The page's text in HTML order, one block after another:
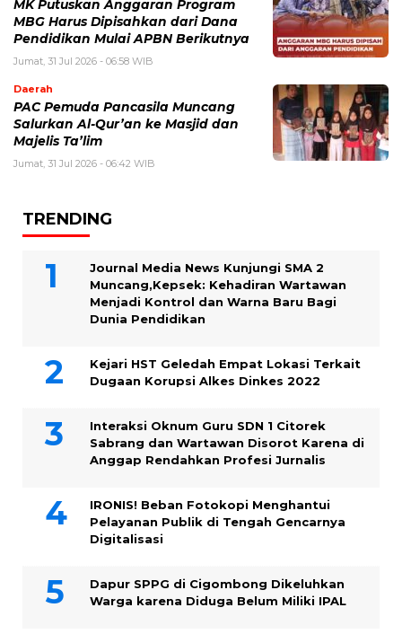
MK Putuskan Anggaran Program
MBG Harus Dipisahkan dari Dana
Pendidikan Mulai APBN Berikutnya
Jumat, 31 Jul 2026 - 06:58 WIB
Daerah
PAC Pemuda Pancasila Muncang
Salurkan Al-Qur’an ke Masjid dan
Majelis Ta’lim
Jumat, 31 Jul 2026 - 06:42 WIB
TRENDING
Journal Media News Kunjungi SMA 2
Muncang,Kepsek: Kehadiran Wartawan
Menjadi Kontrol dan Warna Baru Bagi
Dunia Pendidikan
Kejari HST Geledah Empat Lokasi Terkait
Dugaan Korupsi Alkes Dinkes 2022
Interaksi Oknum Guru SDN 1 Citorek
Sabrang dan Wartawan Disorot Karena di
Anggap Rendahkan Profesi Jurnalis
IRONIS! Beban Fotokopi Menghantui
Pelayanan Publik di Tengah Gencarnya
Digitalisasi
Dapur SPPG di Cigombong Dikeluhkan
Warga karena Diduga Belum Miliki IPAL